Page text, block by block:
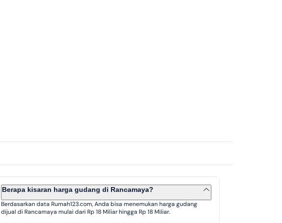
Berapa kisaran harga gudang di Rancamaya?
Berdasarkan data Rumah123.com, Anda bisa menemukan harga gudang
dijual di Rancamaya mulai dari Rp 18 Miliar hingga Rp 18 Miliar.